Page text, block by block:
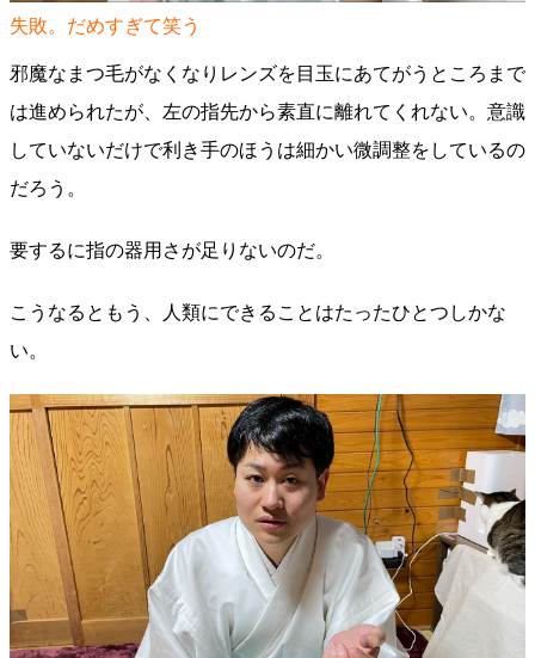
失敗。だめすぎて笑う
邪魔なまつ毛がなくなりレンズを目玉にあてがうところまで
は進められたが、左の指先から素直に離れてくれない。意識
していないだけで利き手のほうは細かい微調整をしているの
だろう。
要するに指の器用さが足りないのだ。
こうなるともう、人類にできることはたったひとつしかな
い。